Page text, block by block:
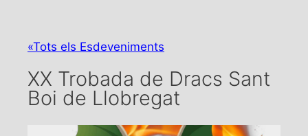
«Tots els Esdeveniments
XX Trobada de Dracs Sant
Boi de Llobregat